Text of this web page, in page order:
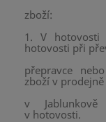
zboží:
1. V
hotovosti při
přepravce
zboží v
v
v hotovosti.